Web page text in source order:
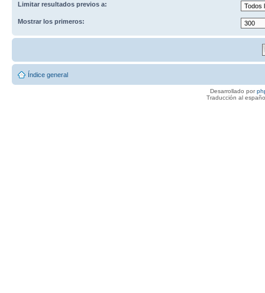
Limitar resultados previos a:
Mostrar los primeros:
Índice general
Desarrollado por
Traducción al